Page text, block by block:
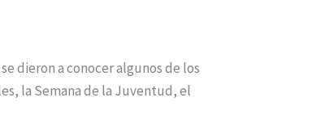
dieron a conocer algunos de los
la Semana de la Juventud, el